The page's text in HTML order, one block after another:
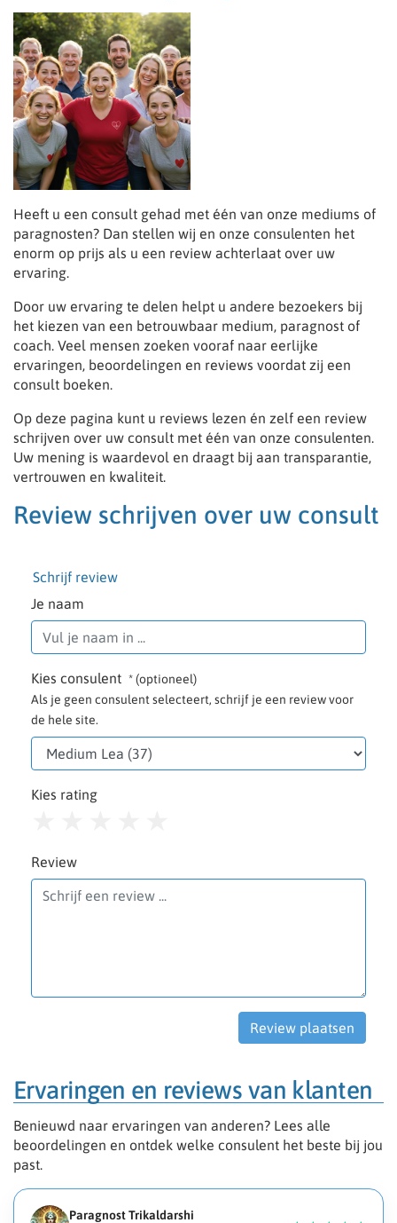
Heeft u een consult gehad met één van onze mediums of
paragnosten? Dan stellen wij en onze consulenten het
enorm op prijs als u een review achterlaat over uw
ervaring.
Door uw ervaring te delen helpt u andere bezoekers bij
het kiezen van een betrouwbaar medium, paragnost of
coach. Veel mensen zoeken vooraf naar eerlijke
ervaringen, beoordelingen en reviews voordat zij een
consult boeken.
Op deze pagina kunt u reviews lezen én zelf een review
schrijven over uw consult met één van onze consulenten.
Uw mening is waardevol en draagt bij aan transparantie,
vertrouwen en kwaliteit.
Review schrijven over uw consult
Schrijf review
Je naam
Kies consulent * (optioneel)
Als je geen consulent selecteert, schrijf je een review voor
de hele site.
Kies rating
Review
Ervaringen en reviews van klanten
Benieuwd naar ervaringen van anderen? Lees alle
beoordelingen en ontdek welke consulent het beste bij jou
past.
Paragnost Trikaldarshi